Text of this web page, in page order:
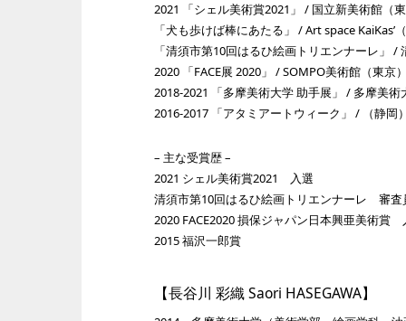
2021 「シェル美術賞2021」 / 国立新美術館（
「犬も歩けば棒にあたる」 / Art space KaiKas’
「清須市第10回はるひ絵画トリエンナーレ」
2020 「FACE展 2020」 / SOMPO美術館（東京
2018-2021 「多摩美術大学 助手展」 / 多摩美
2016-2017 「アタミアートウィーク」 / （静岡
– 主な受賞歴 –
2021 シェル美術賞2021 入選
清須市第10回はるひ絵画トリエンナーレ 審査
2020 FACE2020 損保ジャパン日本興亜美術賞
2015 福沢一郎賞
【長谷川 彩織 Saori HASEGAWA】